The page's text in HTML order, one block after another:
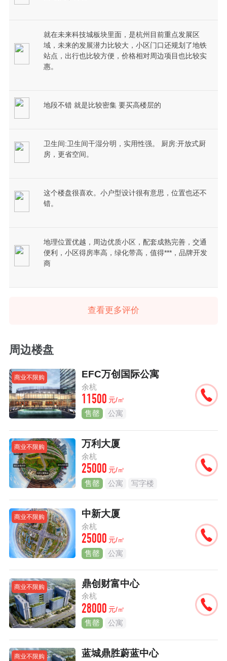
就在未来科技城板块里面，是杭州目前重点发展区
域，未来的发展潜力比较大，小区门口还规划了地铁
站点，出行也比较方便，价格相对周边项目也比较实
惠。
地段不错 就是比较密集 要买高楼层的
卫生间:卫生间干湿分明，实用性强。 厨房:开放式厨
房，更省空间。
这个楼盘很喜欢。小户型设计很有意思，位置也还不
错。
地理位置优越，周边优质小区，配套成熟完善，交通
便利，小区得房率高，绿化带高，值得***，品牌开发
商
查看更多评价
周边楼盘
商业不限购 EFC万创国际公寓
余杭
11500 元/㎡
售罄 公寓
商业不限购 万利大厦
余杭
25000 元/㎡
售罄 公寓 写字楼
商业不限购 中新大厦
余杭
25000 元/㎡
售罄 公寓
商业不限购 鼎创财富中心
余杭
28000 元/㎡
售罄 公寓
商业不限购 蓝城鼎胜蔚蓝中心